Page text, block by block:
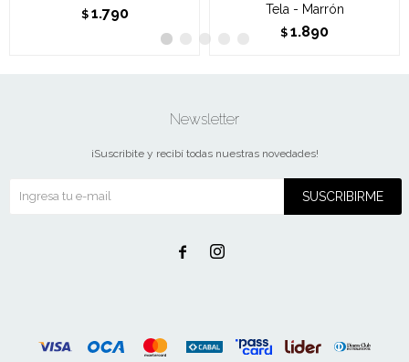
$ 1.790
Tela - Marrón
$ 1.890
Newsletter
¡Suscribite y recibí todas nuestras novedades!
SUSCRIBIRME
 